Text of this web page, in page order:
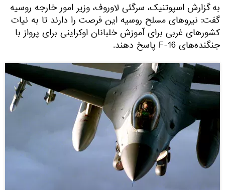
به گزارش اسپوتنیک، سرگئی لاوروف، وزیر امور خارجه روسیه
گفت: نیروهای مسلح روسیه این فرصت را دارند تا به نیات
کشورهای غربی برای آموزش خلبانان اوکراینی برای پرواز با
جنگنده‌های F-16 پاسخ دهند.